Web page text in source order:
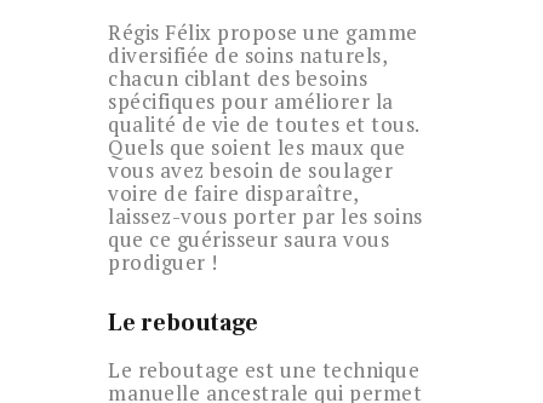
Régis Félix propose une gamme
diversifiée de soins naturels,
chacun ciblant des besoins
spécifiques pour améliorer la
qualité de vie de toutes et tous.
Quels que soient les maux que
vous avez besoin de soulager
voire de faire disparaître,
laissez-vous porter par les soins
que ce guérisseur saura vous
prodiguer !
Le reboutage
Le reboutage est une technique
manuelle ancestrale qui permet